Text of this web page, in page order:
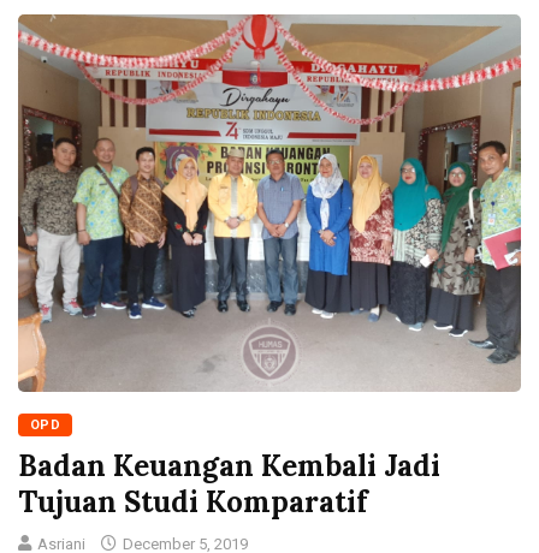
OPD
Badan Keuangan Kembali Jadi
Tujuan Studi Komparatif
Asriani December 5, 2019